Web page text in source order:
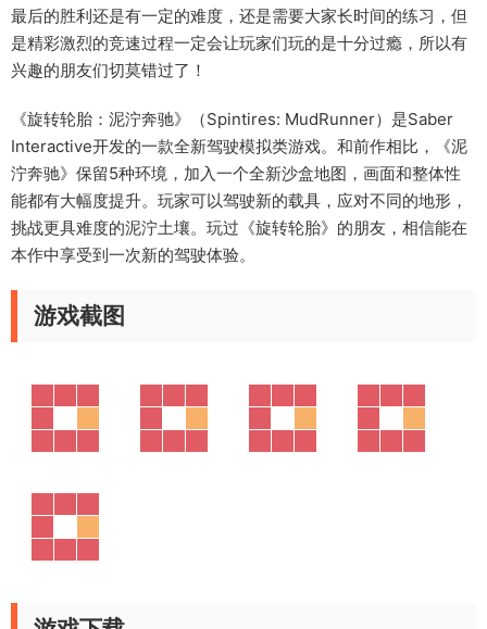
最后的胜利还是有一定的难度，还是需要大家长时间的练习，但
是精彩激烈的竞速过程一定会让玩家们玩的是十分过瘾，所以有
兴趣的朋友们切莫错过了！
《旋转轮胎：泥泞奔驰》（Spintires: MudRunner）是Saber
Interactive开发的一款全新驾驶模拟类游戏。和前作相比，《泥
泞奔驰》保留5种环境，加入一个全新沙盒地图，画面和整体性
能都有大幅度提升。玩家可以驾驶新的载具，应对不同的地形，
挑战更具难度的泥泞土壤。玩过《旋转轮胎》的朋友，相信能在
本作中享受到一次新的驾驶体验。
游戏截图